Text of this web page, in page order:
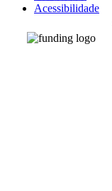
Acessibilidade